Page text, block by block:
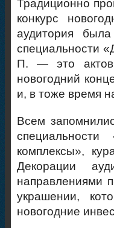
Традиционно
конкурс
аудитория
специальности
П. — это
новогодний
и, в тоже время
Всем
комплексы»,
Декорации
направлениями
украшении,
новогодние